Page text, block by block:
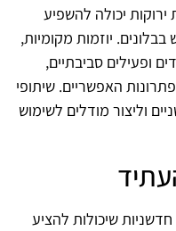
יכולה להשפיע
יוזמות מקומיות,
ופעילים סביבתיים,
האפשריים. שיתופי
וליצור מודלים לשימוש
שיכולות להציע